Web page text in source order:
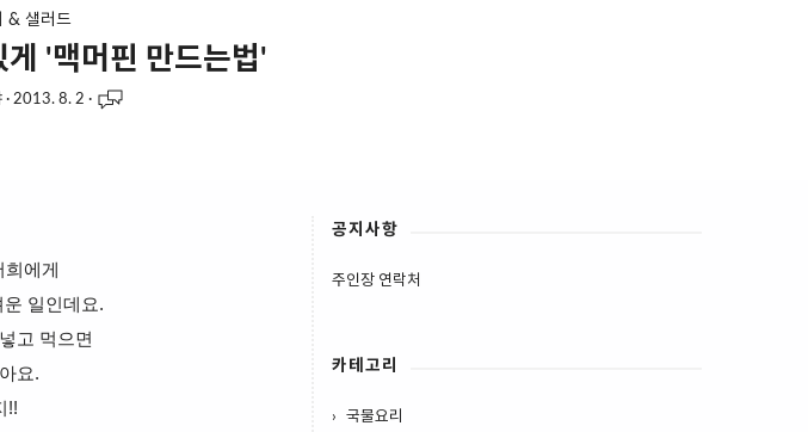
& 샐러드
'맥머핀 만드는법'
· 2013. 8. 2 ·
에게
일인데요.
고 먹으면
요.
!!
공지사항
주인장 연락처
카테고리
국물요리